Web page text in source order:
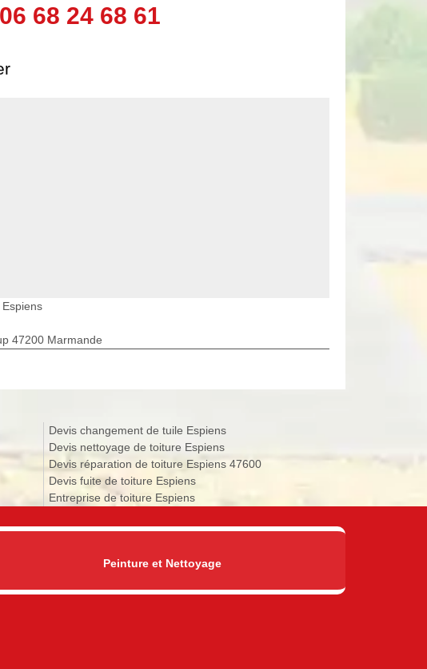
06 68 24 68 61
47200 Marmande
Devis changement de tuile Espiens
Devis nettoyage de toiture Espiens
Devis réparation de toiture Espiens 47600
Devis fuite de toiture Espiens
Entreprise de toiture Espiens
Peinture et Nettoyage